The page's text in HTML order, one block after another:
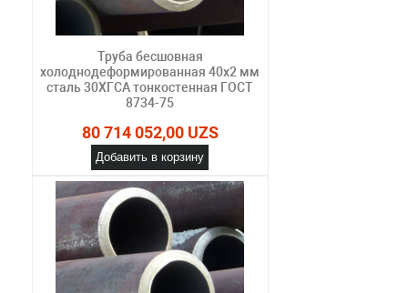
Труба бесшовная
холоднодеформированная 40х2 мм
сталь 30ХГСА тонкостенная ГОСТ
8734-75
80 714 052,00 UZS
Добавить в корзину